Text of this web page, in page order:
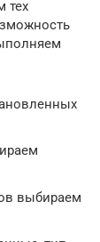
тех
выбираем